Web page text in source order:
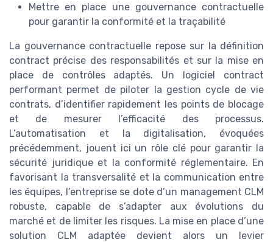
Mettre en place une gouvernance contractuelle
pour garantir la conformité et la traçabilité
La gouvernance contractuelle repose sur la définition
contract précise des responsabilités et sur la mise en
place de contrôles adaptés. Un logiciel contract
performant permet de piloter la gestion cycle de vie
contrats, d’identifier rapidement les points de blocage
et de mesurer l’efficacité des processus.
L’automatisation et la digitalisation, évoquées
précédemment, jouent ici un rôle clé pour garantir la
sécurité juridique et la conformité réglementaire. En
favorisant la transversalité et la communication entre
les équipes, l’entreprise se dote d’un management CLM
robuste, capable de s’adapter aux évolutions du
marché et de limiter les risques. La mise en place d’une
solution CLM adaptée devient alors un levier